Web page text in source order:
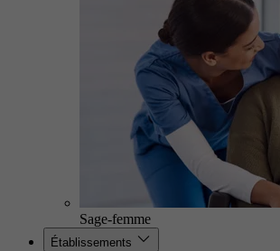
Sage-femme
Établissements